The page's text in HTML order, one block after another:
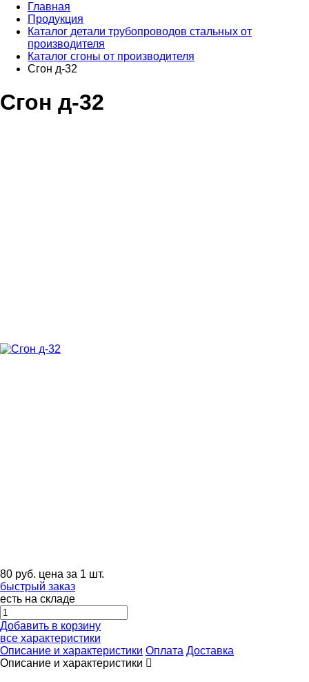
Главная
Продукция
Каталог детали трубопроводов стальных от
производителя
Каталог сгоны от производителя
Сгон д-32
Сгон д-32
80 руб. цена за 1 шт.
быстрый заказ
есть на складе
Добавить в корзину
все характеристики
Описание и характеристики Оплата Доставка
Описание и характеристики